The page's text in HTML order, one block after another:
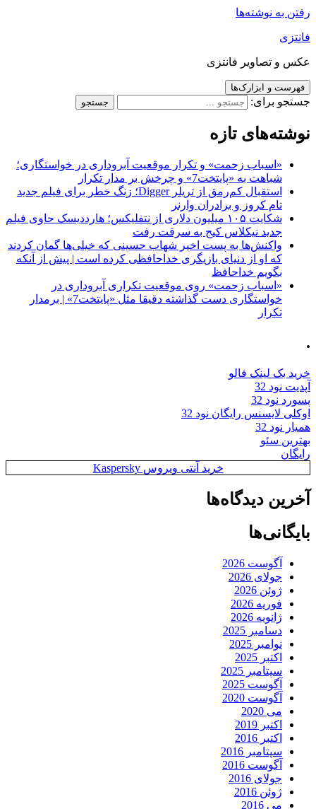
رفتن به نوشته‌ها
فانتزی
عکس و تصاویر فانتزی
فهرست و ابزارک‌ها
جستجو برای:
نوشته‌های تازه
«اسباب زحمت» و تکرار موقعیت آبروداری در خواستگاری؛
شباهت به «پایتخت7» و چرخش بر مدار تکرار
استقبال کم‌رمق از تریلر Digger؛ زنگ خطر برای فیلم جدید
تام کروز و برادران وارنر
شکایت ۱۰۵ میلیون دلاری از نتفلیکس؛ هارددیسک حاوی فیلم
جدید نیکلاس کیج به سرقت رفت
واکنش‌ها به پست اخیر شهاب حسینی که خیلی‌ها گمان کردند
که او از دنیای بازیگری خداحافظی کرده است | پیش از آنکه
بگویم خداحافظ
«اسباب زحمت» روی موقعیت تکراری آبروداری در
خواستگاری دست گذاشته دقیقا مثل «پایتخت7» | برمدار
تکرار
.
خرید بک لینک فالو
آپدیت نود 32
پسورد نود 32
اوکلی لایسنس رایگان نود 32
همیار نود 32
بهترین سئو
رایگان
خرید آنتی ویروس Kaspersky
آخرین دیدگاه‌ها
بایگانی‌ها
آگوست 2026
جولای 2026
ژوئن 2026
فوریه 2026
ژانویه 2026
دسامبر 2025
نوامبر 2025
اکتبر 2025
سپتامبر 2025
آگوست 2025
آگوست 2020
می 2020
اکتبر 2019
اکتبر 2016
سپتامبر 2016
آگوست 2016
جولای 2016
ژوئن 2016
می 2016